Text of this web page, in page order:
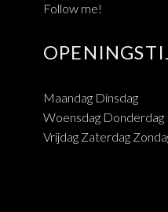
Follow me!
Maandag Dinsdag
Woensdag Donderdag
Vrijdag Zaterdag